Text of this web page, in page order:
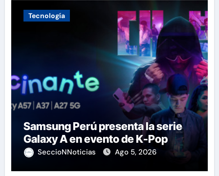
Tecnología
Samsung Perú presenta la serie
Galaxy A en evento de K-Pop
SeccioNNoticias Ago 5, 2026